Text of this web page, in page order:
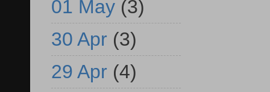
01 May (3)
30 Apr (3)
29 Apr (4)